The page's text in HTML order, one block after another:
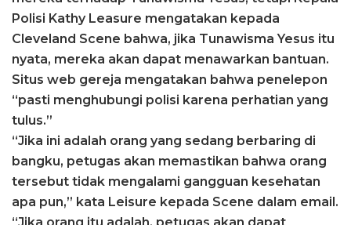
Polisi Kathy Leasure mengatakan kepada
Cleveland Scene bahwa, jika Tunawisma Yesus itu
nyata, mereka akan dapat menawarkan bantuan.
Situs web gereja mengatakan bahwa penelepon
“pasti menghubungi polisi karena perhatian yang
tulus.”
“Jika ini adalah orang yang sedang berbaring di
bangku, petugas akan memastikan bahwa orang
tersebut tidak mengalami gangguan kesehatan
apa pun,” kata Leisure kepada Scene dalam email.